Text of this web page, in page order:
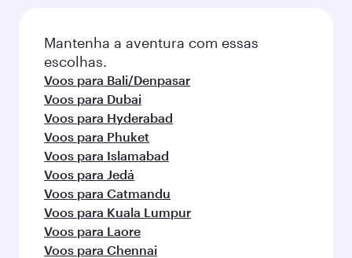
Mantenha a aventura com essas
escolhas.
Voos para Bali/Denpasar
Voos para Dubai
Voos para Hyderabad
Voos para Phuket
Voos para Islamabad
Voos para Jedá
Voos para Catmandu
Voos para Kuala Lumpur
Voos para Laore
Voos para Chennai